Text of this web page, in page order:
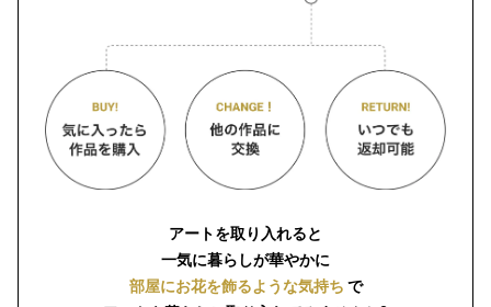
アートを取り入れると
一気に暮らしが華やかに
部屋にお花を飾るような気持ち で